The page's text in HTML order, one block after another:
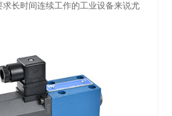
求长时间连续工作的工业设备来说尤